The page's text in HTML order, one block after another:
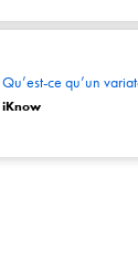
Qu’est-ce qu’un
iKnow